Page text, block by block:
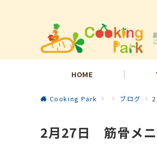
HOME
Cooking Park ブログ
2月27日 筋骨メニ